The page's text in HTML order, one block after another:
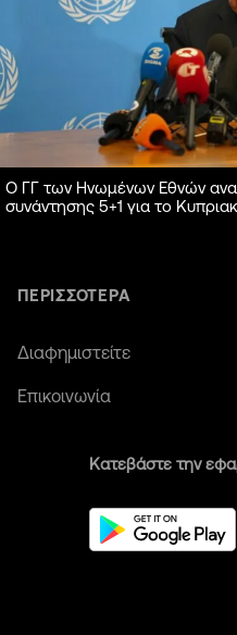
Ο ΓΓ των Ηνωμένων Εθνών
συνάντησης 5+1 για το
ΠΕΡΙΣΣΟΤΕΡΑ
Διαφημιστείτε
Επικοινωνία
Κατεβάστε την